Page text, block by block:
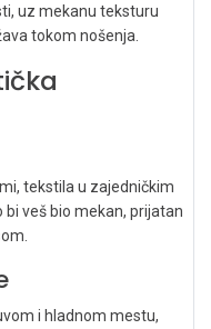
uz mekanu teksturu
tokom nošenja.
tekstila u zajedničkim
veš bio mekan, prijatan
i hladnom mestu,